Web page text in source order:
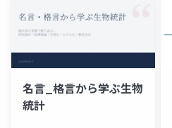
名言_格言から学ぶ生物
統計